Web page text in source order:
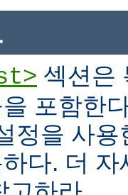
섹션은
포함한
정을 사
다. 더